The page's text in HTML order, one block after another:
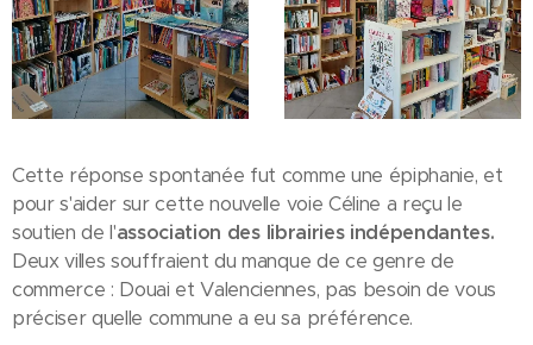
Cette réponse spontanée fut comme une épiphanie, et
pour s'aider sur cette nouvelle voie Céline a reçu le
soutien de l'association des librairies indépendantes.
Deux villes souffraient du manque de ce genre de
commerce : Douai et Valenciennes, pas besoin de vous
préciser quelle commune a eu sa préférence.